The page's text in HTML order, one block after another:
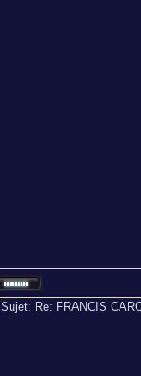
Sujet: Re: FRANCIS